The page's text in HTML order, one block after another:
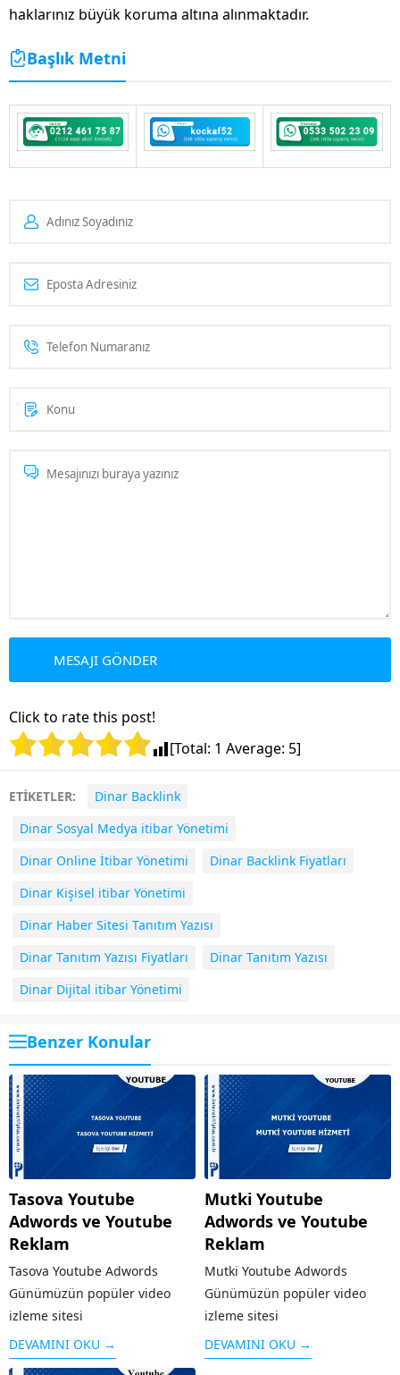
haklarınız büyük koruma altına alınmaktadır.
Başlık Metni
Click to rate this post!
[Total: 1 Average: 5]
ETİKETLER:
Dinar Backlink
Dinar Sosyal Medya itibar Yönetimi
Dinar Online İtibar Yönetimi
Dinar Backlink Fiyatları
Dinar Kişisel itibar Yönetimi
Dinar Haber Sitesi Tanıtım Yazısı
Dinar Tanıtım Yazısı Fiyatları
Dinar Tanıtım Yazısı
Dinar Dijital itibar Yönetimi
Benzer Konular
Tasova Youtube
Adwords ve Youtube
Reklam
Tasova Youtube Adwords
Günümüzün popüler video
izleme sitesi
olan Youtube ,geniş bir kitleye
hitap etmektedir. Benzerlerine
DEVAMINI OKU →
Mutki Youtube
Adwords ve Youtube
Reklam
Mutki Youtube Adwords
Günümüzün popüler video
izleme sitesi
olan Youtube ,geniş bir kitleye
hitap etmektedir. Benzerlerine
DEVAMINI OKU →